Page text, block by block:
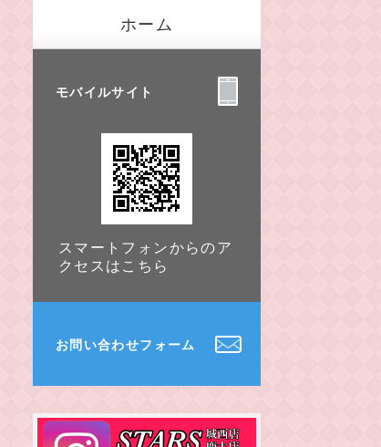
ホーム
モバイルサイト
スマートフォンからのア
クセスはこちら
お問い合わせフォーム